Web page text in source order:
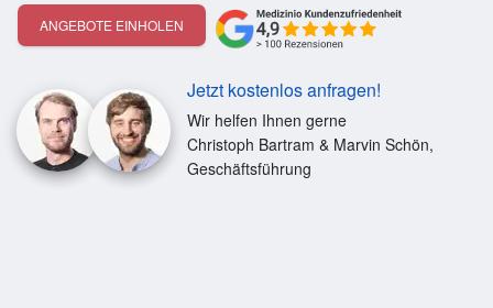
ANGEBOTE EINHOLEN
Jetzt kostenlos anfragen!
Wir helfen Ihnen gerne
Christoph Bartram & Marvin Schön,
Geschäftsführung